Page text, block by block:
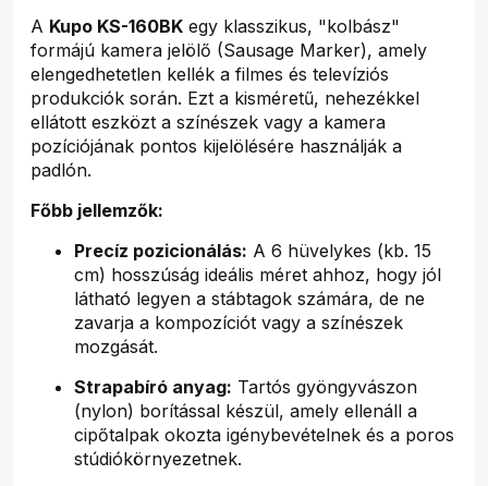
A Kupo KS-160BK egy klasszikus, "kolbász"
formájú kamera jelölő (Sausage Marker), amely
elengedhetetlen kellék a filmes és televíziós
produkciók során. Ezt a kisméretű, nehezékkel
ellátott eszközt a színészek vagy a kamera
pozíciójának pontos kijelölésére használják a
padlón.
Főbb jellemzők:
Precíz pozicionálás: A 6 hüvelykes (kb. 15
cm) hosszúság ideális méret ahhoz, hogy jól
látható legyen a stábtagok számára, de ne
zavarja a kompozíciót vagy a színészek
mozgását.
Strapabíró anyag: Tartós gyöngyvászon
(nylon) borítással készül, amely ellenáll a
cipőtalpak okozta igénybevételnek és a poros
stúdiókörnyezetnek.